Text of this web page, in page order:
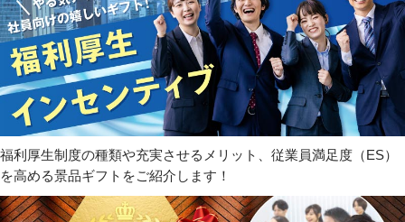
福利厚生制度の種類や充実させるメリット、従業員満足度（ES）
を高める景品ギフトをご紹介します！